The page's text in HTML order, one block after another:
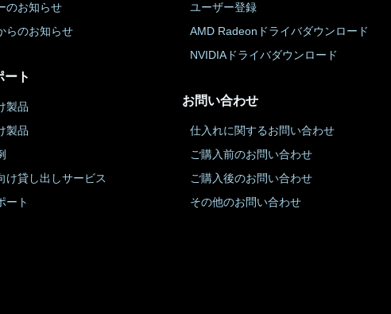
のお知らせ
らのお知らせ
ート
製品
製品
け貸し出しサービス
ート
ユーザー登録
AMD Radeonドライバダウンロード
NVIDIAドライバダウンロード
お問い合わせ
仕入れに関するお問い合わせ
ご購入前のお問い合わせ
ご購入後のお問い合わせ
その他のお問い合わせ